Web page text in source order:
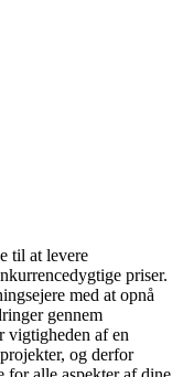
til at levere
priser.
med at opnå
gennem
vigtigheden af en
og derfor